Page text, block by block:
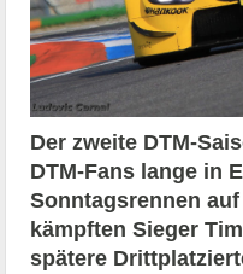
Der zweite DTM-
DTM-Fans lange in
Sonntagsrennen
kämpften Sieger
spätere